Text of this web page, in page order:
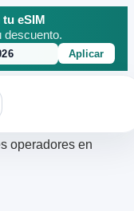
eSIM
descuento.
Aplicar
operadores en